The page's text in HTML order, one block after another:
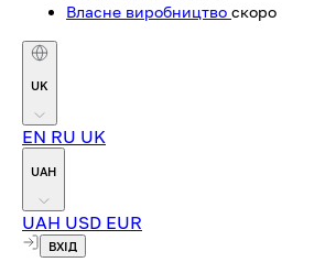
Власне виробництво скоро
UK
EN RU UK
UAH
UAH USD EUR
ВХІД